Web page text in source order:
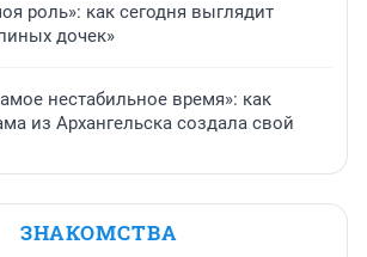
роль»: как сегодня выглядит
дочек»
нестабильное время»: как
из Архангельска создала свой
ЗНАКОМСТВА